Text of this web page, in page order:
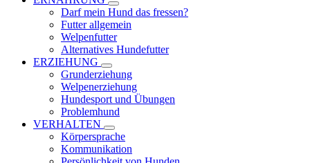
Darf mein Hund das fressen?
Futter allgemein
Welpenfutter
Alternatives Hundefutter
ERZIEHUNG
Grunderziehung
Welpenerziehung
Hundesport und Übungen
Problemhund
VERHALTEN
Körpersprache
Kommunikation